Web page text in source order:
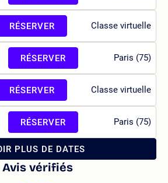
Classe virtuelle
RÉSERVER
Paris (75)
RÉSERVER
Classe virtuelle
RÉSERVER
Paris (75)
RÉSERVER
PLUS DE DATES
Avis vérifiés